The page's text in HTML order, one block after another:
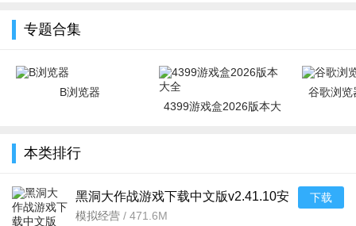
专题合集
B浏览器
4399游戏盒2026版本大
谷歌浏览
本类排行
黑洞大作战游戏下载中文版v2.41.10安
卓版
模拟经营 / 471.6M
下载